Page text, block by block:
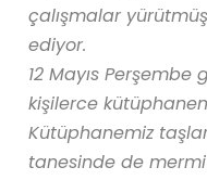
çalışmalar
ediyor.
12 Mayıs
kişilerce
Kütüphanemiz
tanesinde de